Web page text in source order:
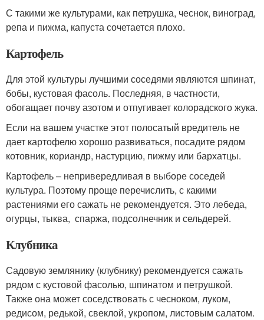
С такими же культурами, как петрушка, чеснок, виноград,
репа и пижма, капуста сочетается плохо.
Картофель
Для этой культуры лучшими соседями являются шпинат,
бобы, кустовая фасоль. Последняя, в частности,
обогащает почву азотом и отпугивает колорадского жука.
Если на вашем участке этот полосатый вредитель не
дает картофелю хорошо развиваться, посадите рядом
котовник, кориандр, настурцию, пижму или бархатцы.
Картофель – непривередливая в выборе соседей
культура. Поэтому проще перечислить, с какими
растениями его сажать не рекомендуется. Это лебеда,
огурцы, тыква, спаржа, подсолнечник и сельдерей.
Клубника
Садовую землянику (клубнику) рекомендуется сажать
рядом с кустовой фасолью, шпинатом и петрушкой.
Также она может соседствовать с чесноком, луком,
редисом, редькой, свеклой, укропом, листовым салатом.